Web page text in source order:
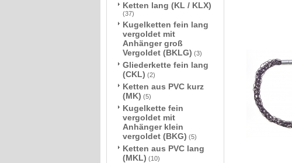
Ketten lang (KL / KLX)
(37)
Kugelketten fein lang
vergoldet mit
Anhänger groß
Vergoldet (BKLG) (3)
Gliederkette fein lang
(CKL) (2)
Ketten aus PVC kurz
(MK) (5)
Kugelkette fein
vergoldet mit
Anhänger klein
vergoldet (BKG) (5)
Ketten aus PVC lang
(MKL) (10)